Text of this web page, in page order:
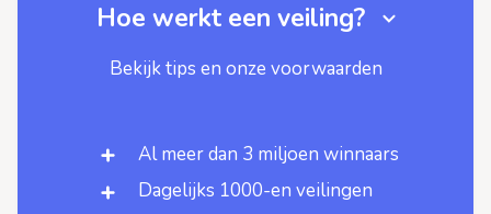
Hoe werkt een veiling?
Bekijk tips en onze voorwaarden
Al meer dan 3 miljoen winnaars
Dagelijks 1000-en veilingen